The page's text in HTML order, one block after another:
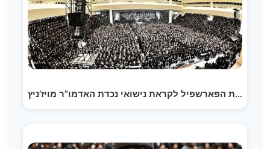
שמחת הפארשפיל לקראת נישואי נכדת האדמו”ר מויז’ניץ |…